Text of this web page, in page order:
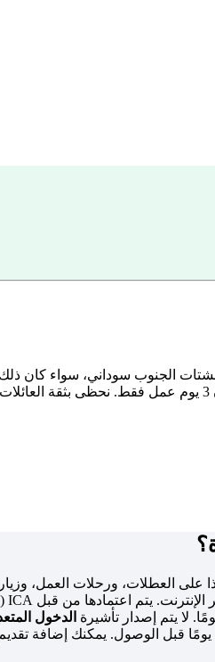
الجنوب سوداني، سواء كان ذلك
العطلات، ورحلات العمل، وزيارة
الدخول